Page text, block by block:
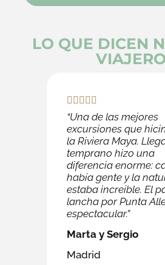
LO QUE DICEN
“Una de las mejores
excursiones que
la Riviera Maya.
temprano hizo una
diferencia enorme:
había gente y la
estaba increíble. El
lancha por Punta
espectacular.”
Marta y Sergio
Madrid